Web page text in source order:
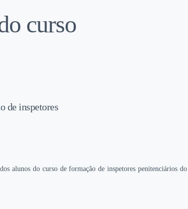
curso
de inspetores
do curso de formação de inspetores penitenciários